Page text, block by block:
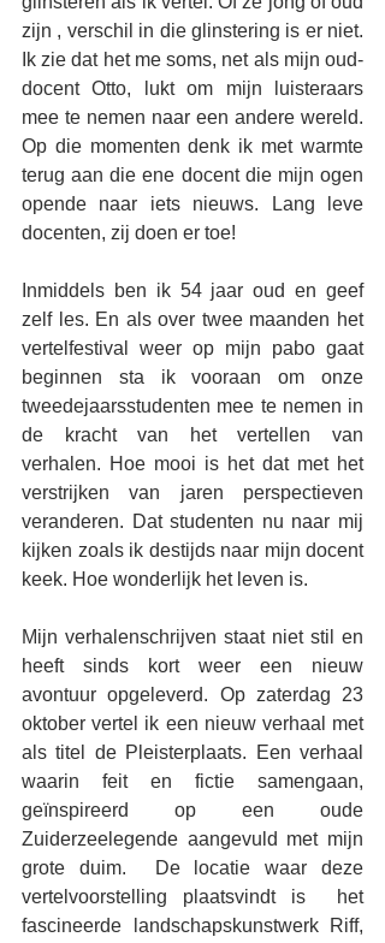
zijn , verschil in die glinstering is er niet.
Ik zie dat het me soms, net als mijn oud-
docent Otto, lukt om mijn luisteraars
mee te nemen naar een andere wereld.
Op die momenten denk ik met warmte
terug aan die ene docent die mijn ogen
opende naar iets nieuws. Lang leve
docenten, zij doen er toe!
Inmiddels ben ik 54 jaar oud en geef
zelf les. En als over twee maanden het
vertelfestival weer op mijn pabo gaat
beginnen sta ik vooraan om onze
tweedejaarsstudenten mee te nemen in
de kracht van het vertellen van
verhalen. Hoe mooi is het dat met het
verstrijken van jaren perspectieven
veranderen. Dat studenten nu naar mij
kijken zoals ik destijds naar mijn docent
keek. Hoe wonderlijk het leven is.
Mijn verhalenschrijven staat niet stil en
heeft sinds kort weer een nieuw
avontuur opgeleverd. Op zaterdag 23
oktober vertel ik een nieuw verhaal met
als titel de Pleisterplaats. Een verhaal
waarin feit en fictie samengaan,
geïnspireerd op een oude
Zuiderzeelegende aangevuld met mijn
grote duim.  De locatie waar deze
vertelvoorstelling plaatsvindt is  het
fascineerde landschapskunstwerk Riff,